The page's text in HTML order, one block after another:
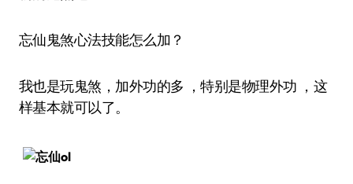
忘仙鬼煞心法技能怎么加？
我也是玩鬼煞，加外功的多 ，特别是物理外功 ，这
样基本就可以了。